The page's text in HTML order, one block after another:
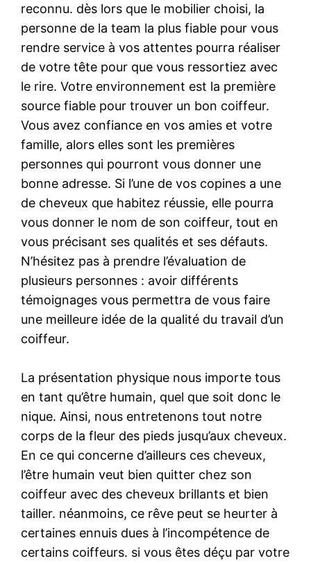
reconnu. dès lors que le mobilier choisi, la
personne de la team la plus fiable pour vous
rendre service à vos attentes pourra réaliser
de votre tête pour que vous ressortiez avec
le rire. Votre environnement est la première
source fiable pour trouver un bon coiffeur.
Vous avez confiance en vos amies et votre
famille, alors elles sont les premières
personnes qui pourront vous donner une
bonne adresse. Si l’une de vos copines a une
de cheveux que habitez réussie, elle pourra
vous donner le nom de son coiffeur, tout en
vous précisant ses qualités et ses défauts.
N’hésitez pas à prendre l’évaluation de
plusieurs personnes : avoir différents
témoignages vous permettra de vous faire
une meilleure idée de la qualité du travail d’un
coiffeur.
La présentation physique nous importe tous
en tant qu’être humain, quel que soit donc le
nique. Ainsi, nous entretenons tout notre
corps de la fleur des pieds jusqu’aux cheveux.
En ce qui concerne d’ailleurs ces cheveux,
l’être humain veut bien quitter chez son
coiffeur avec des cheveux brillants et bien
tailler. néanmoins, ce rêve peut se heurter à
certaines ennuis dues à l’incompétence de
certains coiffeurs. si vous êtes déçu par votre